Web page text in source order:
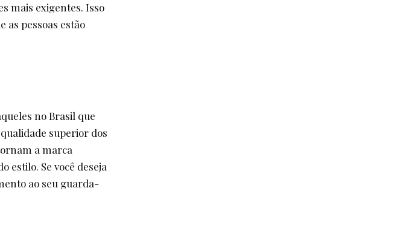
mais exigentes. Isso
as pessoas estão
no Brasil que
superior dos
a marca
estilo. Se você deseja
ao seu guarda-